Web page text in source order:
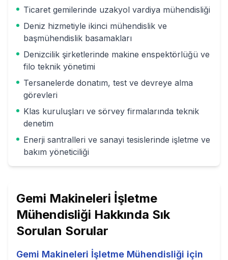
Ticaret gemilerinde uzakyol vardiya mühendisliği
Deniz hizmetiyle ikinci mühendislik ve
başmühendislik basamakları
Denizcilik şirketlerinde makine enspektörlüğü ve
filo teknik yönetimi
Tersanelerde donatım, test ve devreye alma
görevleri
Klas kuruluşları ve sörvey firmalarında teknik
denetim
Enerji santralleri ve sanayi tesislerinde işletme ve
bakım yöneticiliği
Gemi Makineleri İşletme
Mühendisliği Hakkında Sık
Sorulan Sorular
Gemi Makineleri İşletme Mühendisliği için